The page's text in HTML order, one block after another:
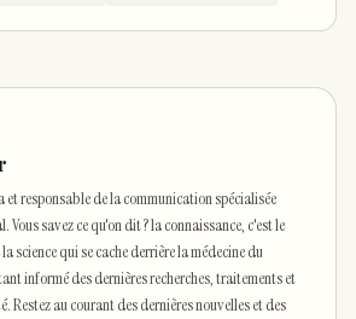
responsable de la communication spécialisée
Vous savez ce qu'on dit ? la connaissance, c'est le
science qui se cache derrière la médecine du
informé des dernières recherches, traitements et
Restez au courant des dernières nouvelles et des